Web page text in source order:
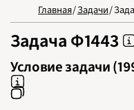
Главная/Задачи/
Задача Ф1443
Условие задачи